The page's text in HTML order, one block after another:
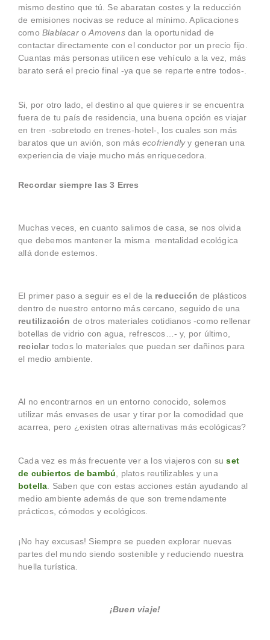
mismo destino que tú. Se abaratan costes y la reducción
de emisiones nocivas se reduce al mínimo. Aplicaciones
como Blablacar oAmovensdan la oportunidad de
contactar directamente con el conductor por un precio fijo.
Cuantas más personas utilicen ese vehículo a la vez, más
barato será el precio final -ya que se reparte entre todos-.
Si, por otro lado, el destino al que quieres ir se encuentra
fuera de tu país de residencia, una buena opción es viajar
en tren -sobretodo en trenes-hotel-, los cuales son más
baratos que un avión, son más ecofriendlyy generan una
experiencia de viaje mucho más enriquecedora.
Recordar siempre las 3 Erres
Muchas veces, en cuanto salimos de casa, se nos olvida
que debemos mantener la misma mentalidad ecológica
allá donde estemos.
El primer paso a seguir es el de la reducción de plásticos
dentro de nuestro entorno más cercano, seguido de una
reutilización de otros materiales cotidianos -como rellenar
botellas de vidrio con agua, refrescos…- y, por último,
reciclartodos lo materiales que puedan ser dañinos para
el medio ambiente.
Al no encontrarnos en un entorno conocido, solemos
utilizar más envases de usar y tirar por la comodidad que
acarrea, pero ¿existen otras alternativas más ecológicas?
Cada vez es más frecuente ver a los viajeros con suset
de cubiertos de bambú , platos reutilizables y una
botella . Saben que con estas acciones están ayudando al
medio ambiente además de que son tremendamente
prácticos, cómodos y ecológicos.
¡No hay excusas! Siempre se pueden explorar nuevas
partes del mundo siendo sostenible y reduciendo nuestra
huella turística.
¡Buen viaje!